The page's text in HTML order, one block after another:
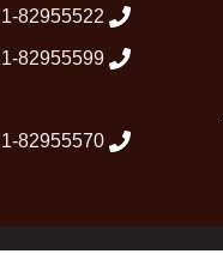
82955522
82955599
82955570